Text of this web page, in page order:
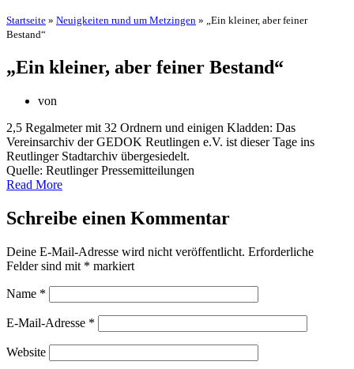
Startseite » Neuigkeiten rund um Metzingen » „Ein kleiner, aber feiner
Bestand“
„Ein kleiner, aber feiner Bestand“
von
2,5 Regalmeter mit 32 Ordnern und einigen Kladden: Das
Vereinsarchiv der GEDOK Reutlingen e.V. ist dieser Tage ins
Reutlinger Stadtarchiv übergesiedelt.
Quelle: Reutlinger Pressemitteilungen
Read More
Schreibe einen Kommentar
Deine E-Mail-Adresse wird nicht veröffentlicht. Erforderliche
Felder sind mit * markiert
Name *
E-Mail-Adresse *
Website